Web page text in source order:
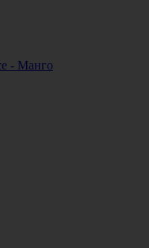
- Манго